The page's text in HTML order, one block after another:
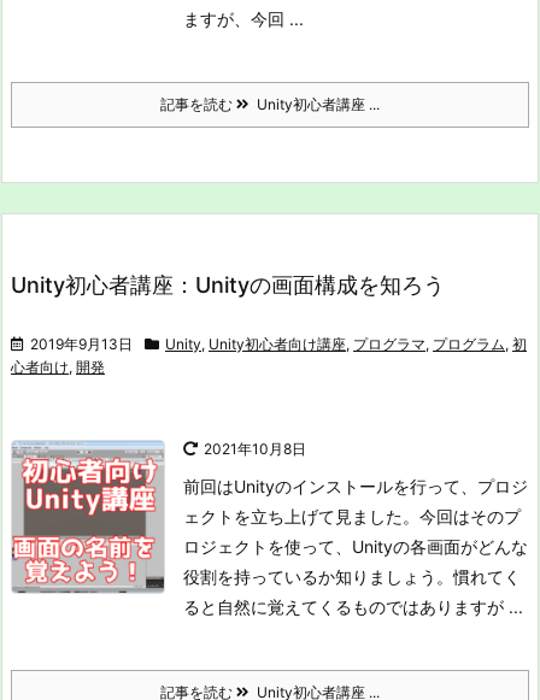
ますが、今回 ...
記事を読む Unity初心者講座 ...
Unity初心者講座：Unityの画面構成を知ろう
2019年9月13日 Unity, Unity初心者向け講座, プログラマ, プログラム, 初
心者向け, 開発
2021年10月8日
前回はUnityのインストールを行って、プロジ
ェクトを立ち上げて見ました。 今回はそのプ
ロジェクトを使って、Unityの各画面がどんな
役割を持っているか知りましょう。慣れてく
ると自然に覚えてくるものではありますが ...
記事を読む Unity初心者講座 ...